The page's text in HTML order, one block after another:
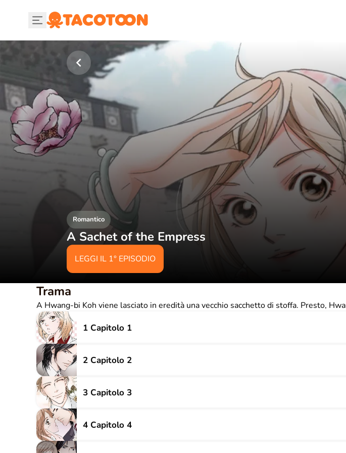
Romantico
A Sachet of the Empress
LEGGI IL 1° EPISODIO
Trama
A Hwang-bi Koh viene lasciato in eredità una vecchio sacchetto di stoffa. Presto,
1 Capitolo 1
2 Capitolo 2
3 Capitolo 3
4 Capitolo 4